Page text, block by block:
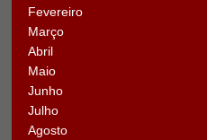
Fevereiro
Março
Abril
Maio
Junho
Julho
Agosto